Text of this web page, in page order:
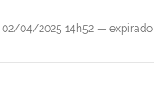
02/04/2025 14h52 — expirado